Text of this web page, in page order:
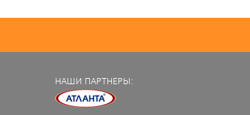
НАШИ ПАРТНЕРЫ: